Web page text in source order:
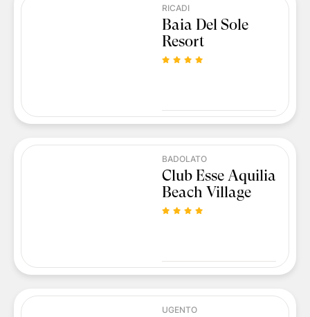
RICADI
Baia Del Sole
Resort
BADOLATO
Club Esse Aquilia
Beach Village
UGENTO